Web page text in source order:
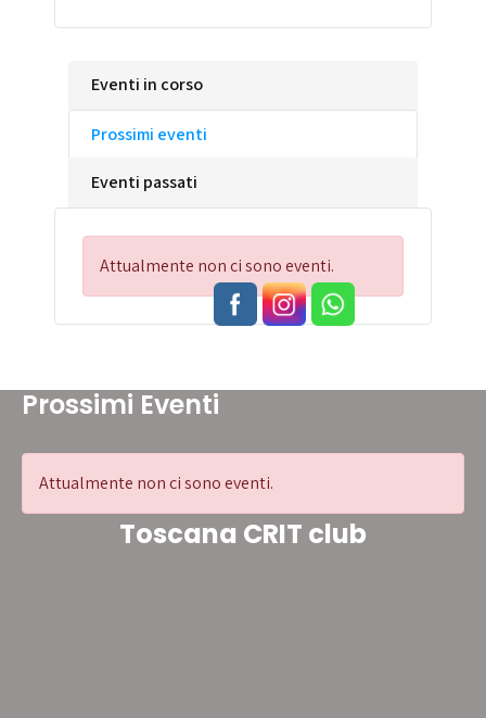
Eventi in corso
Prossimi eventi
Eventi passati
Attualmente non ci sono eventi.
Prossimi Eventi
Attualmente non ci sono eventi.
Toscana CRIT club